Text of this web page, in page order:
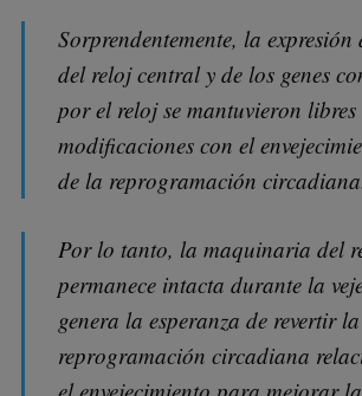
Sorprendentemente, la expresión
del reloj central y de los genes
por el reloj se mantuvieron libres
modificaciones con el
de la reprogramación
Por lo tanto, la maquinaria del
permanece intacta durante la
genera la esperanza de revertir la
reprogramación circadiana